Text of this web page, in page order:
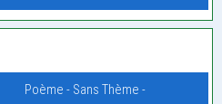
Poème - Sans Thème -